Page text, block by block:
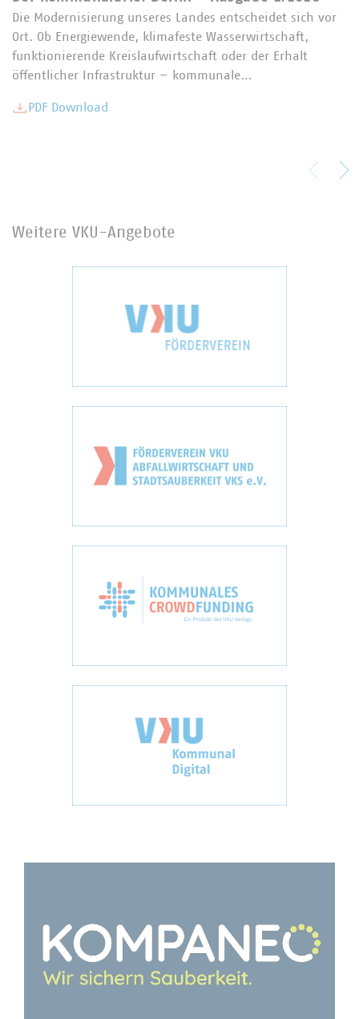
Die Modernisierung unseres Landes entscheidet sich vor
Ort. Ob Energiewende, klimafeste Wasserwirtschaft,
funktionierende Kreislaufwirtschaft oder der Erhalt
öffentlicher Infrastruktur – kommunale…
PDF Download
Weitere VKU-Angebote